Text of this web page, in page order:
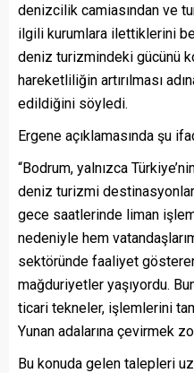
denizcilik camiasından ve
ilgili kurumlara ilettiklerini
deniz turizmindeki gücünü
hareketliliğin artırılması
edildiğini söyledi.
Ergene açıklamasında şu
“Bodrum, yalnızca
deniz turizmi
gece saatlerinde liman
nedeniyle hem
sektöründe faaliyet
mağduriyetler yaşıyordu.
ticari tekneler, işlemlerini
Yunan adalarına çevirmek
Bu konuda gelen talepleri